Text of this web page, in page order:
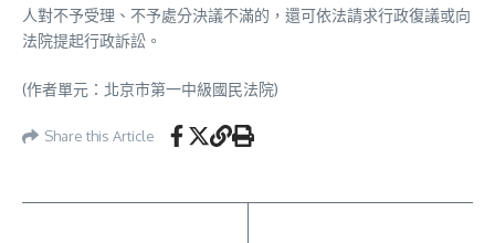
人對不予受理、不予處分決議不滿的，還可依法請求行政復議或向
法院提起行政訴訟。
(作者單元：北京市第一中級國民法院)
Share this Article